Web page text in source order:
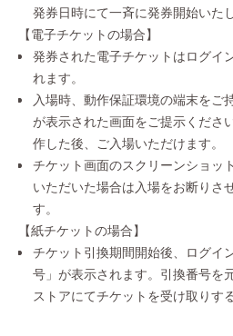
発券日時にて一斉に発券開始いた
【電子チケットの場合】
発券された電子チケットはログイ
れます。
入場時、動作保証環境の端末をご
が表示された画面をご提示くださ
作した後、ご入場いただけます。
チケット画面のスクリーンショッ
いただいた場合は入場をお断りさ
す。
【紙チケットの場合】
チケット引換期間開始後、ログイ
号」が表示されます。引換番号を
ストアにてチケットを受け取りす